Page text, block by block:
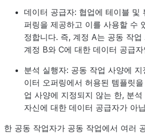
데이터 공급자: 협업에 테이블 및
퍼링을 제공하고 이를 사용할 수
정합니다. 즉, 계정 A는 공동 작
계정 B와 C에 대한 데이터 공급자
분석 실행자: 공동 작업 사양에
이터 오퍼링에서 허용된 템플릿
업 사양에 지정되지 않는 한, 분
자신에 대한 데이터 공급자가 아
한 공동 작업자가 공동 작업에서 여러